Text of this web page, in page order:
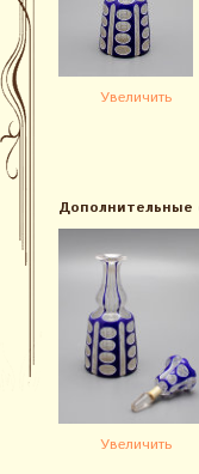
Увеличить
Дополнительные
Увеличить